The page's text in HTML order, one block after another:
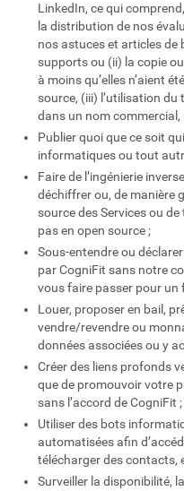
LinkedIn, ce qui
la distribution de nos
nos astuces et articles de
supports ou (ii) la copie
à moins qu’elles n’aient
source, (iii) l’utilisation du
dans un nom commercial,
Publier quoi que ce soit
informatiques ou tout
Faire de l’ingénierie
déchiffrer ou, de manière
source des Services ou
pas en open source ;
Sous-entendre ou
par CogniFit sans notre
vous faire passer pour un
Louer, proposer en bail,
vendre/revendre ou
données associées ou y
Créer des liens profonds
que de promouvoir votre
sans l’accord de CogniFit ;
Utiliser des bots
automatisées afin
télécharger des contacts,
Surveiller la disponibilité,